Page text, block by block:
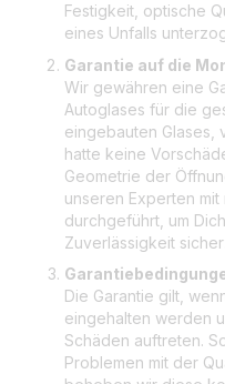
Festigkeit, optische
eines Unfalls
Garantie auf die
Wir gewähren eine
Autoglases für die
eingebauten Glases,
hatte keine
Geometrie der
unseren Experten
durchgeführt, um
Zuverlässigkeit
Die Garantie gilt,
eingehalten werden
Schäden auftreten.
Problemen mit der